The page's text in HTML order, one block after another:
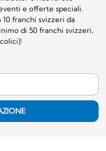
e offerte speciali.
franchi svizzeri da
di 50 franchi svizzeri,